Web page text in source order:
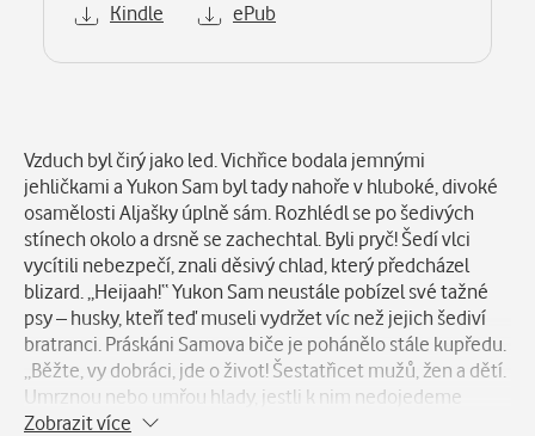
Kindle ePub
Vzduch byl čirý jako led. Vichřice bodala jemnými
jehličkami a Yukon Sam byl tady nahoře v hluboké, divoké
osamělosti Aljašky úplně sám. Rozhlédl se po šedivých
stínech okolo a drsně se zachechtal. Byli pryč! Šedí vlci
vycítili nebezpečí, znali děsivý chlad, který předcházel
blizard. „Heijaah!“ Yukon Sam neustále pobízel své tažné
psy – husky, kteří teď museli vydržet víc než jejich šediví
bratranci. Práskáni Samova biče je pohánělo stále kupředu.
„Běžte, vy dobráci, jde o život! Šestatřicet mužů, žen a dětí.
Umrznou nebo umřou hlady, jestli k nim nedojedeme
včas!“
Zobrazit více